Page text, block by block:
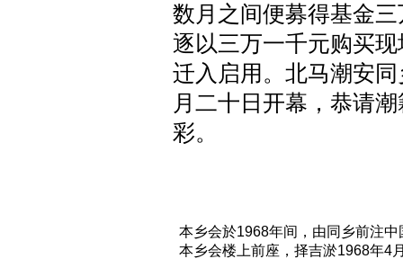
数月之间便募得基金
逐以三万一千元购买
迁入启用。北马潮安
月二十日开幕，恭请
彩。
本乡会於1968年间，由同乡前注
本乡会楼上前座， 择吉淤1968年4